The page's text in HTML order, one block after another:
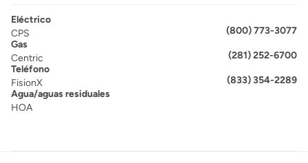
Eléctrico
CPS
(800) 773-3077
Gas
Centric
(281) 252-6700
Teléfono
FisionX
(833) 354-2289
Agua/aguas residuales
HOA